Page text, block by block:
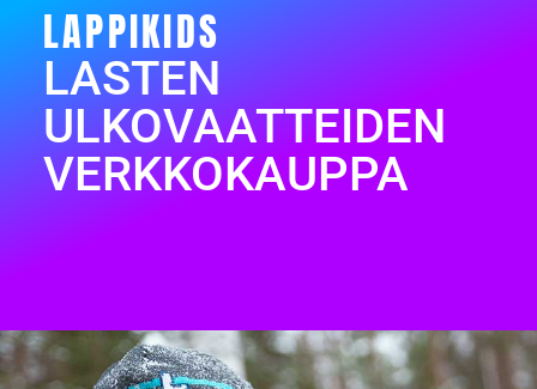
LAPPIKIDS
LASTEN
ULKOVAATTEIDEN
VERKKOKAUPPA